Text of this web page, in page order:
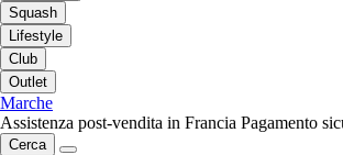
Squash
Lifestyle
Club
Outlet
Marche
Assistenza post-vendita in Francia Pagamento
Cerca